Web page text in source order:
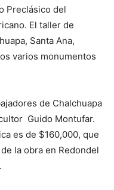
Preclásico del
El taller de
Santa Ana,
varios monumentos
de Chalchuapa
Guido Montufar.
es de $160,000, que
la obra en Redondel